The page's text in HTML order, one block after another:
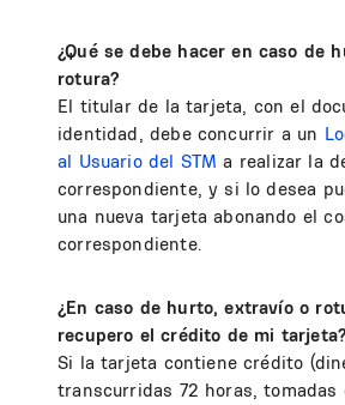
¿Qué se debe hacer en caso de
rotura?
El titular de la tarjeta, con el
identidad, debe concurrir a un
al Usuario del STM a realizar la
correspondiente, y si lo desea
una nueva tarjeta abonando el
correspondiente.
¿En caso de hurto, extravío o
recupero el crédito de mi tarjeta?
Si la tarjeta contiene crédito
transcurridas 72 horas, tomadas